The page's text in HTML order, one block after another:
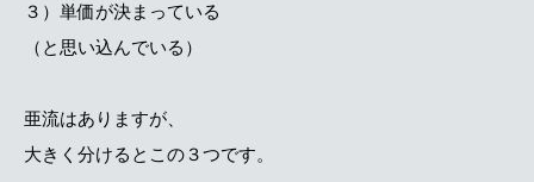
３）単価が決まっている
（と思い込んでいる）
亜流はありますが、
大きく分けるとこの３つです。